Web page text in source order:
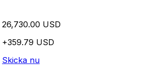
26,730.00 USD
+359.79 USD
Skicka nu